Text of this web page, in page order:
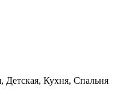
Детская, Кухня, Спальня